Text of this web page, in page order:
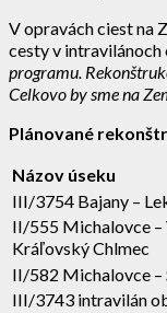
V opravách ciest na
cesty v intravilánoch
programu.
Celkovo by sme na
Plánované
Názov úseku
III/3754 Bajany –
II/555 Michalovce –
Kráľovský Chlmec
II/582 Michalovce –
III/3743 intravilán